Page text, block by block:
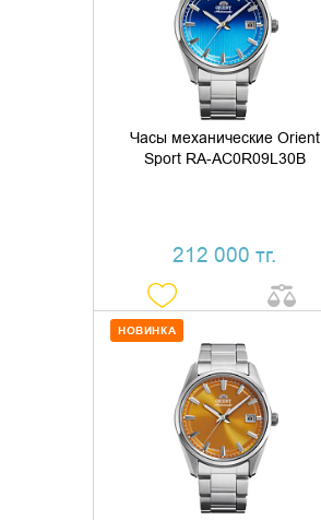
Часы механические Orient
Sport RA-AC0R09L30B
212 000 тг.
КУПИТЬ В 1 КЛИК
НОВИНКА
ДОБАВИТЬ В КОРЗИНУ
КУПИТЬ В 1 КЛИК